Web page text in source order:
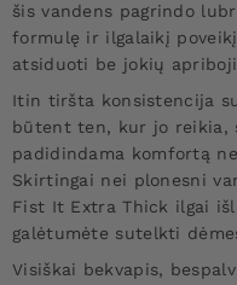
šis vandens pagrindo
formulę ir ilgalaikį
atsiduoti be jokių
Itin tiršta konsistencija
būtent ten, kur jo reikia,
padidindama komfortą
Skirtingai nei plonesni
Fist It Extra Thick ilgai
galėtumėte sutelkti
Visiškai bekvapis,